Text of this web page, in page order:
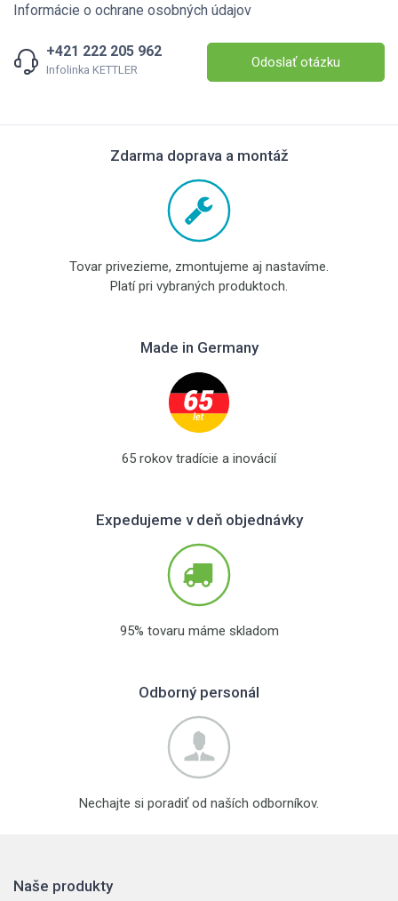
Informácie o ochrane osobných údajov
+421 222 205 962
Infolinka KETTLER Odoslať otázku
Zdarma doprava a montáž
Tovar privezieme, zmontujeme aj nastavíme.
Platí pri vybraných produktoch.
Made in Germany
65 rokov tradície a inovácií
Expedujeme v deň objednávky
95% tovaru máme skladom
Odborný personál
Nechajte si poradiť od naších odborníkov.
Naše produkty